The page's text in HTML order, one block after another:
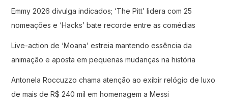
Emmy 2026 divulga indicados; ‘The Pitt’ lidera com 25
nomeações e ‘Hacks’ bate recorde entre as comédias
Live-action de ‘Moana’ estreia mantendo essência da
animação e aposta em pequenas mudanças na história
Antonela Roccuzzo chama atenção ao exibir relógio de luxo
de mais de R$ 240 mil em homenagem a Messi